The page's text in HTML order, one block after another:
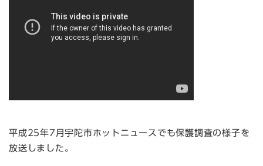
平成25年7月宇陀市ホットニュースでも保護調査の様子を
放送しました。